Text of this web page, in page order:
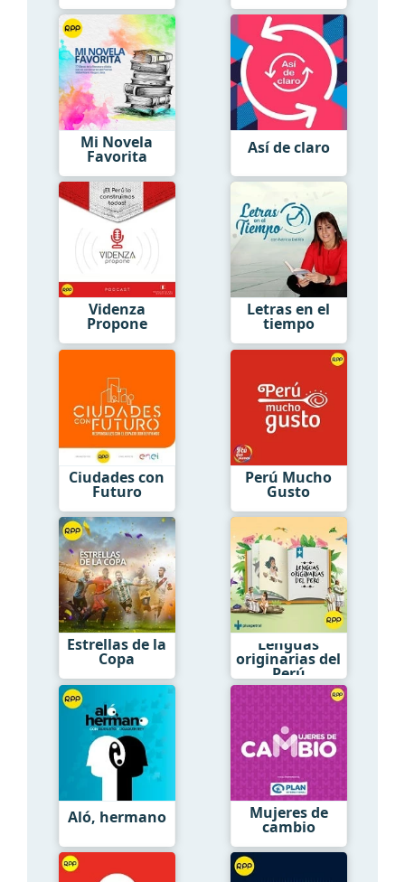
Mi Novela
Favorita Así de claro
Videnza
Propone
Letras en el
tiempo
Ciudades con
Futuro
Perú Mucho
Gusto
Estrellas de la
Copa
Lenguas
originarias del
Perú
Aló, hermano Mujeres de
cambio